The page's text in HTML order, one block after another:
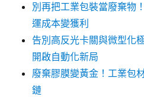
別再把工業包裝當廢棄物
運成本變獲利
告別高反光卡關與微型化
開啟自動化新局
廢棄膠膜變黃金！工業包
鏈